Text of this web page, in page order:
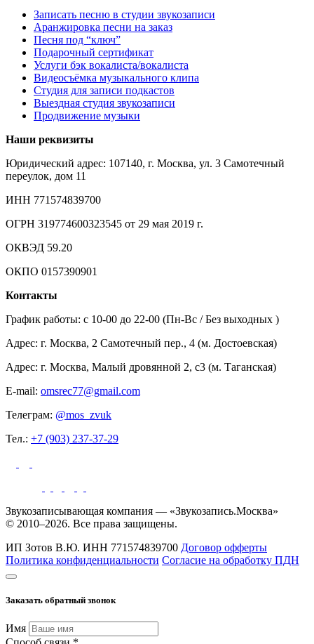
Записать песню в студии звукозаписи
Аранжировка песни на заказ
Песня под “ключ”
Подарочный сертификат
Услуги бэк вокалиста/вокалиста
Видеосъёмка музыкального клипа
Студия для записи подкастов
Выездная студия звукозаписи
Продвижение музыки
Наши реквизиты
Юридический адрес: 107140, г. Москва, ул. 3 Самотечный
переулок, дом 11
ИНН 771574839700
ОГРН 319774600323545 от 29 мая 2019 г.
ОКВЭД 59.20
ОКПО 0157390901
Контакты
График работы: c 10-00 до 22-00 (Пн-Вс / Без выходных )
Адрес: г. Москва, 2 Самотечный пер., 4 (м. Достоевская)
Адрес: г. Москва, Малый дровянной 2, с3 (м. Таганская)
E-mail: omsrec77@gmail.com
Телеграм: @mos_zvuk
Тел.: +7 (903) 237-37-29
Звукозаписывающая компания — «Звукозапись.Москва»
© 2010–2026. Все права защищены.
ИП Зотов В.Ю. ИНН 771574839700 Договор офферты
Политика конфиденциальности Согласие на обработку ПДН
Заказать обратный звонок
Имя